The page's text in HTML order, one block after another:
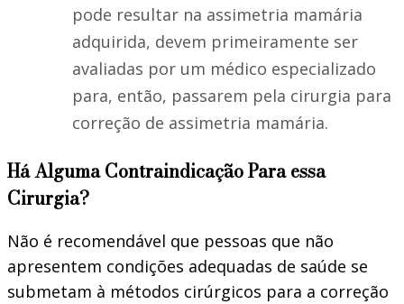
pode resultar na assimetria mamária
adquirida, devem primeiramente ser
avaliadas por um médico especializado
para, então, passarem pela cirurgia para
correção de assimetria mamária.
Há Alguma Contraindicação Para essa
Cirurgia?
Não é recomendável que pessoas que não
apresentem condições adequadas de saúde se
submetam à métodos cirúrgicos para a correção